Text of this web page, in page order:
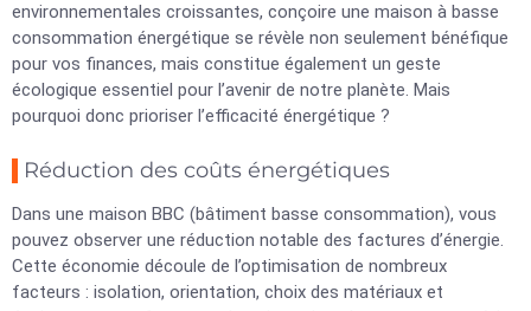
environnementales croissantes, conçoire une maison à basse
consommation énergétique se révèle non seulement bénéfique
pour vos finances, mais constitue également un geste
écologique essentiel pour l’avenir de notre planète. Mais
pourquoi donc prioriser l’efficacité énergétique ?
Réduction des coûts énergétiques
Dans une maison BBC (bâtiment basse consommation), vous
pouvez observer une réduction notable des factures d’énergie.
Cette économie découle de l’optimisation de nombreux
facteurs : isolation, orientation, choix des matériaux et